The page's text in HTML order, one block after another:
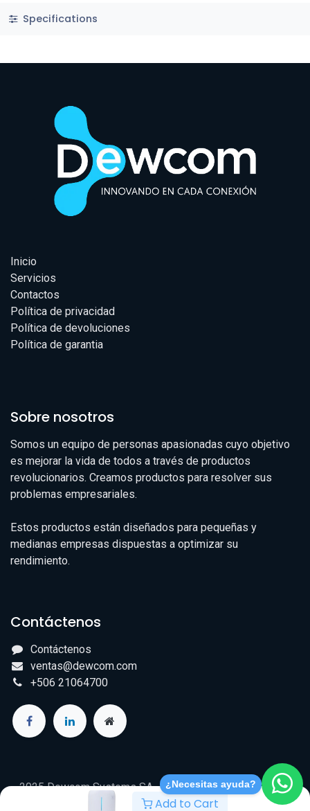
Add to Cart
Specifications
Inicio
Servicios
Contactos
Política de privacidad
Política de devoluciones
Política de garantia
Sobre nosotros
Somos un equipo de personas apasionadas cuyo objetivo
es mejorar la vida de todos a través de productos
revolucionarios. Creamos productos para resolver sus
problemas empresariales.
Estos productos están diseñados para pequeñas y
medianas empresas dispuestas a optimizar su
rendimiento.
Contáctenos
Contáctenos
ventas@dewcom.com
+506 21064700
2025 Dewcom Systems SA - RUT/NITE 3-101-679618 -
Todos los derechos reservados
¿Necesitas ayuda?